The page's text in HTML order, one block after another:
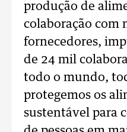
produção de
colaboração com
fornecedores,
de 24 mil
todo o mundo,
protegemos os
sustentável para